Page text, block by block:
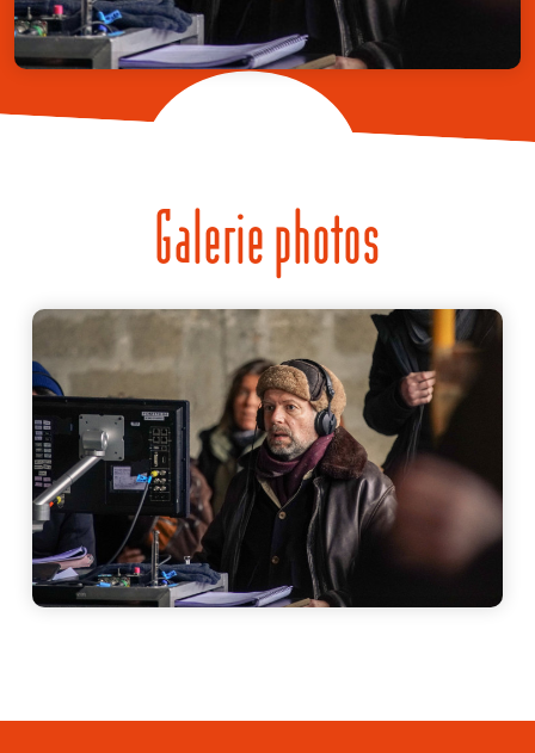
Galerie photos